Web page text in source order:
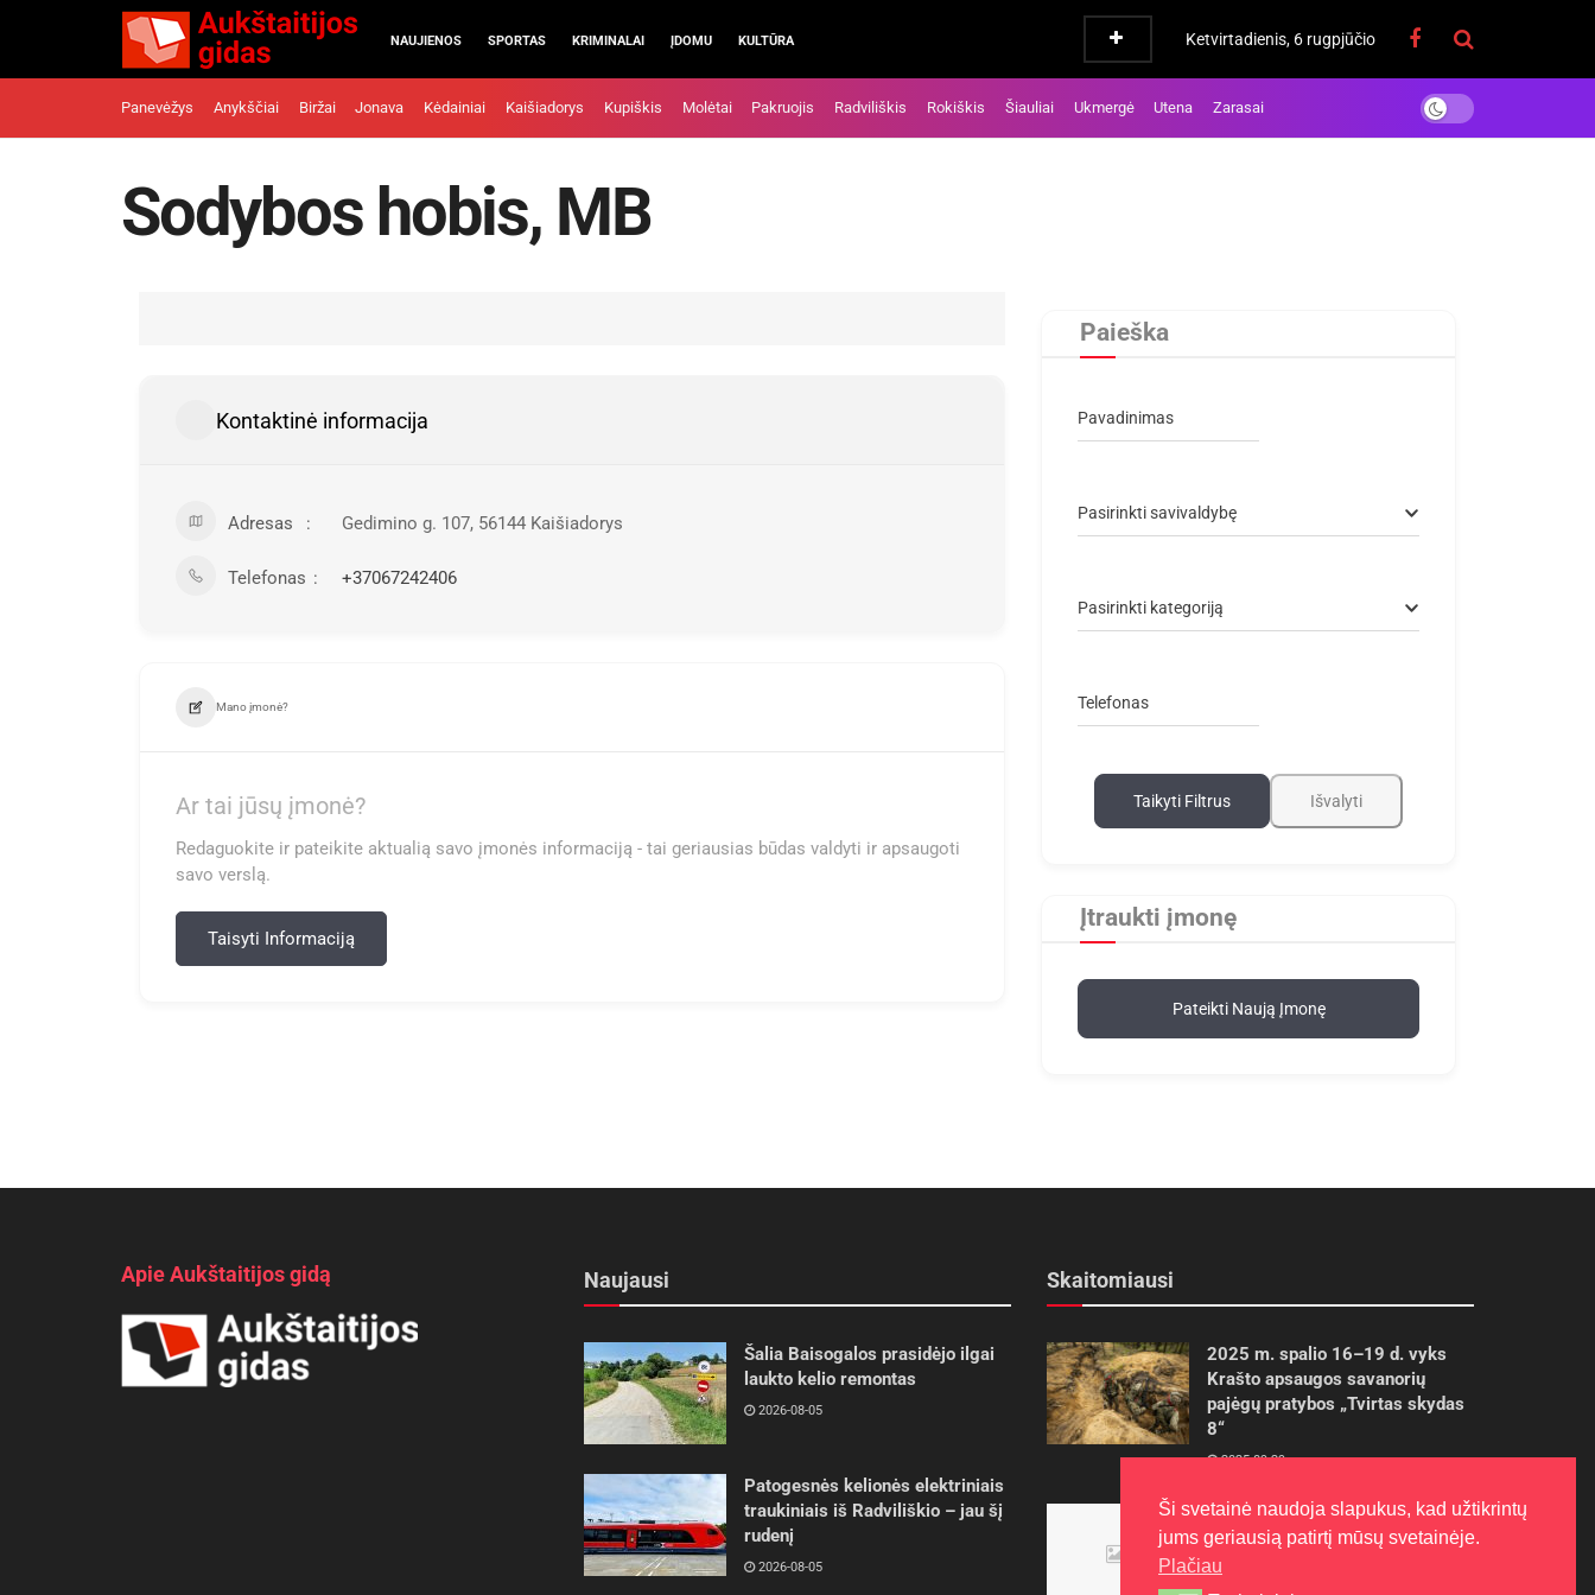
NAUJIENOS SPORTAS KRIMINALAI ĮDOMU KULTŪRA Ketvirtadienis, 6 rugpjūčio
Panevėžys Anykščiai Biržai Jonava Kėdainiai Kaišiadorys Kupiškis Molėtai Pakruojis Radviliškis Rokiškis Šiauliai Ukmergė Utena Zarasai
Sodybos hobis, MB
Kontaktinė informacija
Adresas Gedimino g. 107, 56144 Kaišiadorys
Telefonas +37067242406
Mano įmonė?
Ar tai jūsų įmonė?
Redaguokite ir pateikite aktualią savo įmonės informaciją - tai geriausias būdas valdyti ir apsaugoti
savo verslą.
Taisyti Informaciją
Paieška
Pavadinimas
Pasirinkti savivaldybę
Pasirinkti kategoriją
Telefonas
Taikyti Filtrus Išvalyti
Įtraukti įmonę
Pateikti Naują Įmonę
Apie Aukštaitijos gidą Naujausi
Šalia Baisogalos prasidėjo ilgai
laukto kelio remontas
2026-08-05
Patogesnės kelionės elektriniais
traukiniais iš Radviliškio – jau šį
rudenį
2026-08-05
Skaitomiausi
2025 m. spalio 16–19 d. vyks
Krašto apsaugos savanorių
pajėgų pratybos „Tvirtas skydas
8“
2025-09-29
Panevėžietės tarptautinėje
programoje siekia aukso
2015-10-30
Ši svetainė naudoja slapukus, kad užtikrintų
jums geriausią patirtį mūsų svetainėje.
Plačiau